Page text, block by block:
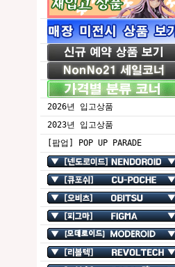
2026년 입고상품
2023년 입고상품
[팝업] POP UP PARADE